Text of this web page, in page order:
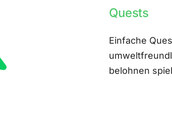
Quests
Einfache
belohnen